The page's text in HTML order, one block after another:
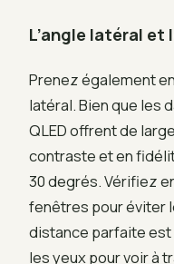
L’angle latéral
Prenez également
latéral. Bien que les
QLED offrent de
contraste et en
30 degrés. Vérifiez
fenêtres pour éviter
distance parfaite
les yeux pour voir à